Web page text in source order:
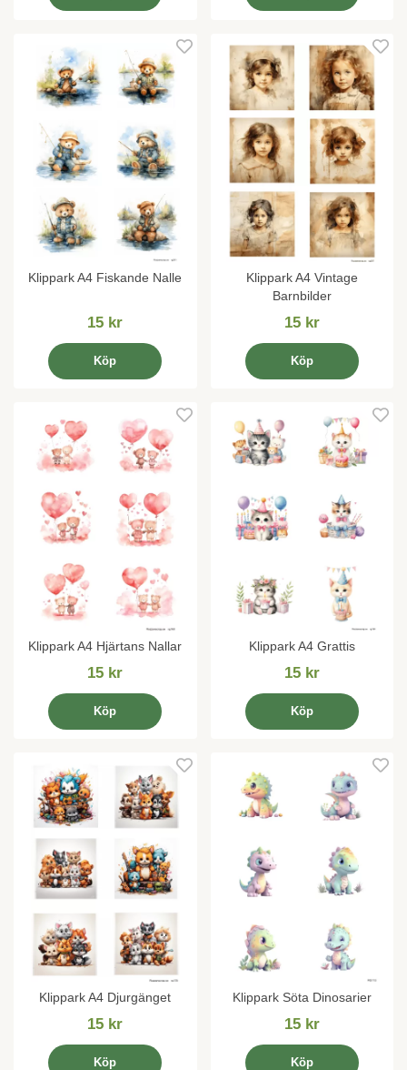
Klippark A4 Fiskande Nalle
15 kr
Köp
Klippark A4 Vintage
Barnbilder
15 kr
Köp
Klippark A4 Hjärtans Nallar
15 kr
Köp
Klippark A4 Grattis
15 kr
Köp
Klippark A4 Djurgänget
15 kr
Köp
Klippark Söta Dinosarier
15 kr
Köp